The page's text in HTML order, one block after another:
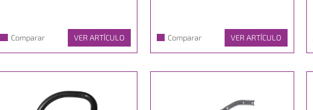
Comparar VER ARTÍCULO Comparar VER ARTÍCULO